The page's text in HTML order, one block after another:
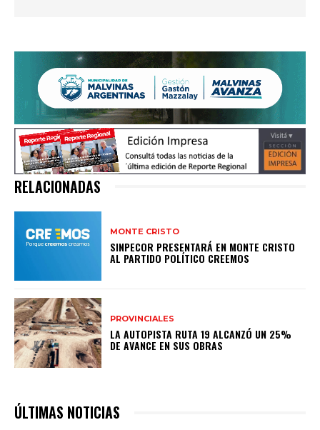
RELACIONADAS
MONTE CRISTO
SINPECOR PRESENTARÁ EN MONTE CRISTO
AL PARTIDO POLÍTICO CREEMOS
PROVINCIALES
LA AUTOPISTA RUTA 19 ALCANZÓ UN 25%
DE AVANCE EN SUS OBRAS
ÚLTIMAS NOTICIAS